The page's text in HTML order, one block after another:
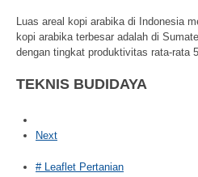
Luas areal kopi arabika di Indonesia
kopi arabika terbesar adalah di
dengan tingkat produktivitas rata-rata
TEKNIS BUDIDAYA
Next
# Leaflet Pertanian